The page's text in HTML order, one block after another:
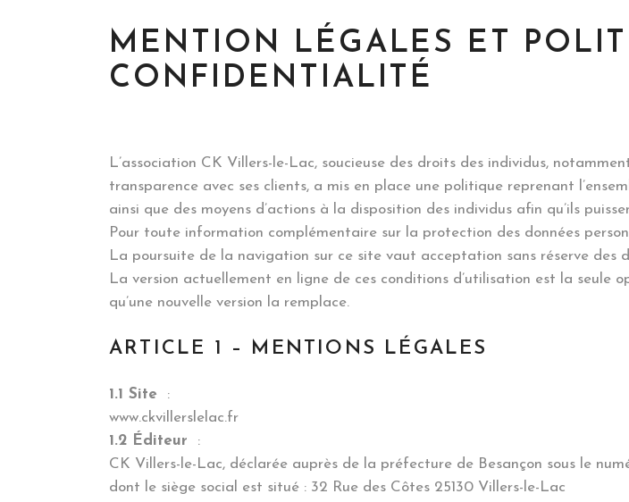
MENTION LÉGALES ET
CONFIDENTIALITÉ
L’association CK Villers-le-Lac, soucieuse des droits des individus,
transparence avec ses clients, a mis en place une politique reprenant
ainsi que des moyens d’actions à la disposition des individus afin qu’ils
Pour toute information complémentaire sur la protection des données
La poursuite de la navigation sur ce site vaut acceptation sans réserve des
La version actuellement en ligne de ces conditions d’utilisation est la seule
qu’une nouvelle version la remplace.
ARTICLE 1 – MENTIONS LÉGALES
1.1 Site
:
www.ckvillerslelac.fr
1.2 Éditeur
:
CK Villers-le-Lac, déclarée auprès de la préfecture de Besançon sous le
dont le siège social est situé : 32 Rue des Côtes 25130 Villers-le-Lac